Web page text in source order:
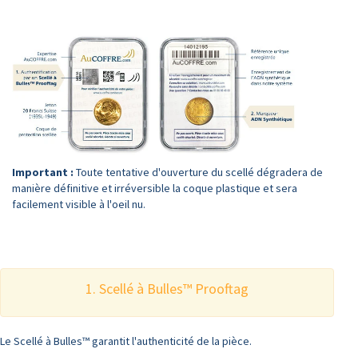
Important : Toute tentative d'ouverture du scellé dégradera de
manière définitive et irréversible la coque plastique et sera
facilement visible à l'oeil nu.
1. Scellé à Bulles™ Prooftag
Le Scellé à Bulles™ garantit l'authenticité de la pièce.